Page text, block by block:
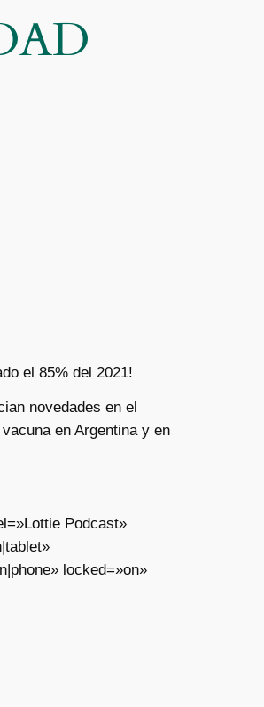
el 85% del 2021!
novedades en el
en Argentina y en
Podcast»
locked=»on»